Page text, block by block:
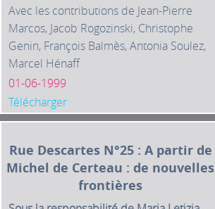
Avec les contributions de Jean-Pierre
Marcos, Jacob Rogozinski, Christophe
Genin, François Balmès, Antonia Soulez,
Marcel Hénaff
01-06-1999
Télécharger
Rue Descartes N°25 : A partir de
Michel de Certeau : de nouvelles
frontières